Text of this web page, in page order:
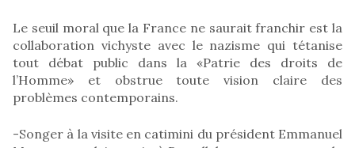
Le seuil moral que la France ne saurait franchir est la
collaboration vichyste avec le nazisme qui tétanise
tout débat public dans la «Patrie des droits de
l’Homme» et obstrue toute vision claire des
problèmes contemporains.
-Songer à la visite en catimini du président Emmanuel